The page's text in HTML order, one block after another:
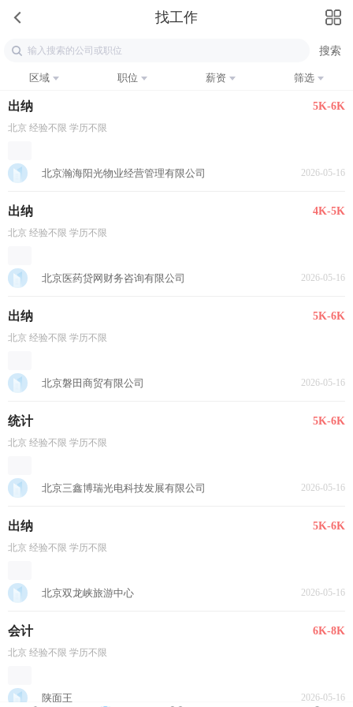
找工作
区域 职位 薪资 筛选
出纳 5K-6K
北京 经验不限 学历不限
北京瀚海阳光物业经营管理有限公司 2026-05-16
出纳 4K-5K
北京 经验不限 学历不限
北京医药贷网财务咨询有限公司 2026-05-16
出纳 5K-6K
北京 经验不限 学历不限
北京磐田商贸有限公司 2026-05-16
统计 5K-6K
北京 经验不限 学历不限
北京三鑫博瑞光电科技发展有限公司 2026-05-16
出纳 5K-6K
北京 经验不限 学历不限
北京双龙峡旅游中心 2026-05-16
会计 6K-8K
北京 经验不限 学历不限
陕面王 2026-05-16